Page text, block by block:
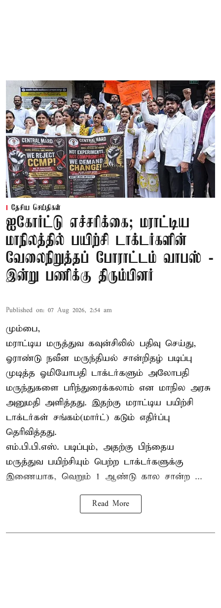
தேசிய செய்திகள்
ஐகோர்ட்டு எச்சரிக்கை; மராட்டிய
மாநிலத்தில் பயிற்சி டாக்டர்களின்
வேலைநிறுத்தப் போராட்டம் வாபஸ் -
இன்று பணிக்கு திரும்பினர்
Published on: 07 Aug 2026, 2:54 am
மும்பை,
மராட்டிய மருத்துவ கவுன்சிலில் பதிவு செய்து,
ஓராண்டு நவீன மருந்தியல் சான்றிதழ் படிப்பு
முடித்த ஓமியோபதி டாக்டர்களும் அலோபதி
மருந்துகளை பரிந்துரைக்கலாம் என மாநில அரசு
அனுமதி அளித்தது. இதற்கு மராட்டிய பயிற்சி
டாக்டர்கள் சங்கம்(மார்ட்) கடும் எதிர்ப்பு
தெரிவித்தது.
எம்.பி.பி.எஸ். படிப்பும், அதற்கு பிந்தைய
மருத்துவ பயிற்சியும் பெற்ற டாக்டர்களுக்கு
இணையாக, வெறும் 1 ஆண்டு கால சான்ற ...
Read More